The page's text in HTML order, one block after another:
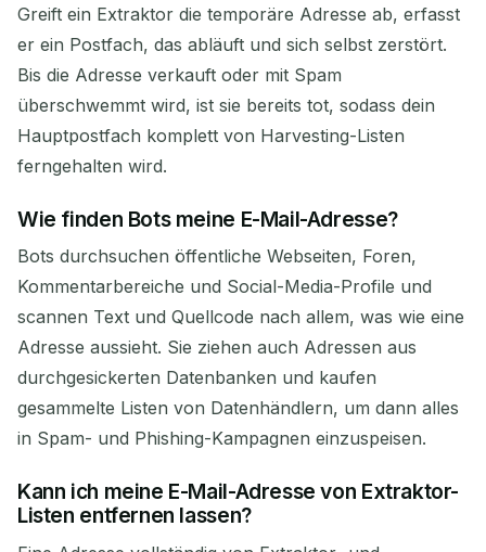
Greift ein Extraktor die temporäre Adresse ab, erfasst
er ein Postfach, das abläuft und sich selbst zerstört.
Bis die Adresse verkauft oder mit Spam
überschwemmt wird, ist sie bereits tot, sodass dein
Hauptpostfach komplett von Harvesting-Listen
ferngehalten wird.
Wie finden Bots meine E-Mail-Adresse?
Bots durchsuchen öffentliche Webseiten, Foren,
Kommentarbereiche und Social-Media-Profile und
scannen Text und Quellcode nach allem, was wie eine
Adresse aussieht. Sie ziehen auch Adressen aus
durchgesickerten Datenbanken und kaufen
gesammelte Listen von Datenhändlern, um dann alles
in Spam- und Phishing-Kampagnen einzuspeisen.
Kann ich meine E-Mail-Adresse von Extraktor-
Listen entfernen lassen?